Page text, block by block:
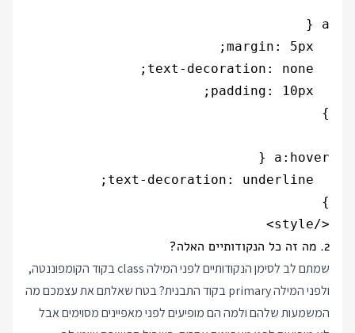
</style>
2. מה זה כל הנקודותיים האלה?
שמתם לב לסימן הנקודותיים לפני המילה class בקוד הקומפוננטה,
ולפני המילה primary בקוד התבנית? בטח שאלתם את עצמכם מה
המשמעות שלהם ולמה הם מופיעים לפני מאפיינים מסוימים אבל